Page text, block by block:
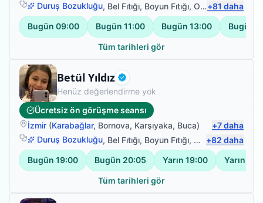
Duruş Bozukluğu, Bel Fıtığı, Boyun Fıtığı, Omuz Bağ Yaralanması +81 daha
Bugün 09:00 Bugün 11:00 Bugün 13:00 Bugün
Tüm tarihleri gör
Betül Yıldız Doğrulanmış
Fizyoterapist
Henüz değerlendirme yok
Ücretsiz ön görüşme seansı
İzmir (Karabağlar, Bornova, Karşıyaka, Buca) +7daha
Duruş Bozukluğu, Bel Fıtığı, Boyun Fıtığı, Omuz Bağ
+82 daha
Bugün 19:00 Bugün 20:05 Yarın 19:00 Yarın
Tüm tarihleri gör